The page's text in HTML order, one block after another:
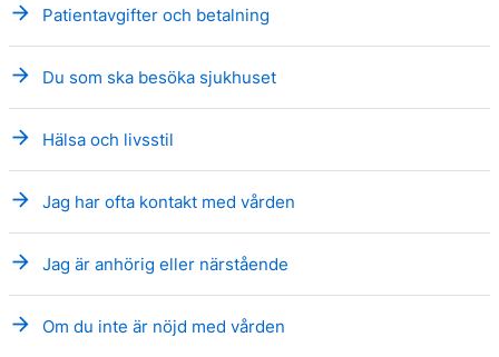
arrow_forward Patientavgifter och betalning
arrow_forward Du som ska besöka sjukhuset
arrow_forward Hälsa och livsstil
arrow_forward Jag har ofta kontakt med vården
arrow_forward Jag är anhörig eller närstående
arrow_forward Om du inte är nöjd med vården